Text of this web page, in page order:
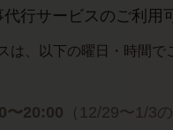
代行サービスのご利用
は、以下の曜日・時間で
〜20:00 （12/29〜1/3